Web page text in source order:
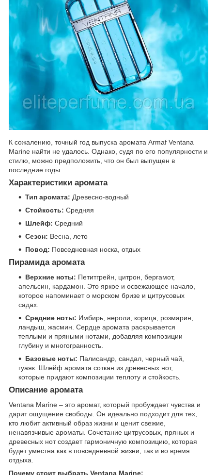
К сожалению, точный год выпуска аромата Armaf Ventana
Marine найти не удалось. Однако, судя по его популярности и
стилю, можно предположить, что он был выпущен в
последние годы.
Характеристики аромата
Тип аромата: Древесно-водный
Стойкость: Средняя
Шлейф: Средний
Сезон: Весна, лето
Повод: Повседневная носка, отдых
Пирамида аромата
Верхние ноты: Петитгрейн, цитрон, бергамот,
апельсин, кардамон. Это яркое и освежающее начало,
которое напоминает о морском бризе и цитрусовых
садах.
Средние ноты: Имбирь, нероли, корица, розмарин,
ландыш, жасмин. Сердце аромата раскрывается
теплыми и пряными нотами, добавляя композиции
глубину и многогранность.
Базовые ноты: Палисандр, сандал, черный чай,
гуаяк. Шлейф аромата соткан из древесных нот,
которые придают композиции теплоту и стойкость.
Описание аромата
Ventana Marine – это аромат, который пробуждает чувства и
дарит ощущение свободы. Он идеально подходит для тех,
кто любит активный образ жизни и ценит свежие,
ненавязчивые ароматы. Сочетание цитрусовых, пряных и
древесных нот создает гармоничную композицию, которая
будет уместна как в повседневной жизни, так и во время
отдыха.
Почему стоит выбрать Ventana Marine: